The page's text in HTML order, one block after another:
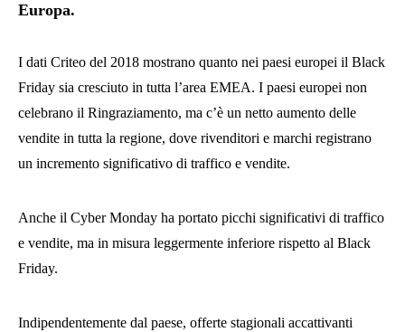
Europa.
I dati Criteo del 2018 mostrano quanto nei paesi europei il Black
Friday sia cresciuto in tutta l’area EMEA. I paesi europei non
celebrano il Ringraziamento, ma c’è un netto aumento delle
vendite in tutta la regione, dove rivenditori e marchi registrano
un incremento significativo di traffico e vendite.
Anche il Cyber Monday ha portato picchi significativi di traffico
e vendite, ma in misura leggermente inferiore rispetto al Black
Friday.
Indipendentemente dal paese, offerte stagionali accattivanti